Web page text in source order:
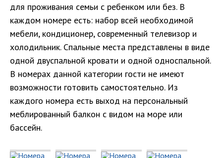
для проживания семьи с ребенком или без. В
каждом номере есть: набор всей необходимой
мебели, кондиционер, современный телевизор и
холодильник. Спальные места представлены в виде
одной двуспальной кровати и одной односпальной.
В номерах данной категории гости не имеют
возможности готовить самостоятельно. Из
каждого номера есть выход на персональный
меблированный балкон с видом на море или
бассейн.